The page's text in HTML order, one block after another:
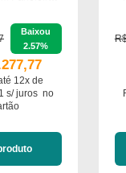
Baixou
2.57%
12x de
s/ juros no